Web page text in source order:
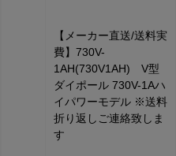
【メーカー直送/送料実
費】730V-
1AH(730V1AH) V型
ダイポール 730V-1Aハ
イパワーモデル ※送料
折り返しご連絡致しま
す